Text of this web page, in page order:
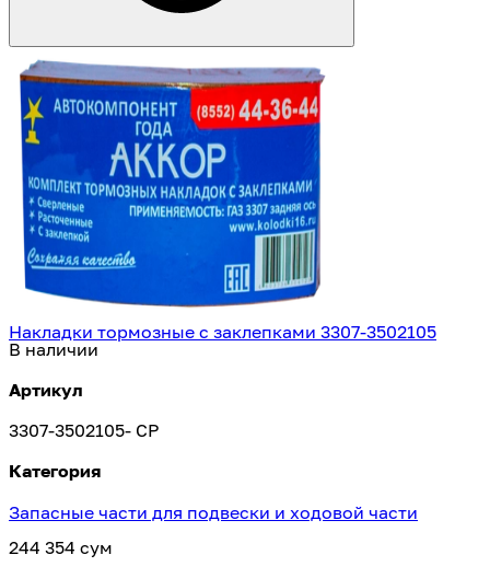
Накладки тормозные с заклепками 3307-3502105
В наличии
Артикул
3307-3502105- CP
Категория
Запасные части для подвески и ходовой части
244 354 сум